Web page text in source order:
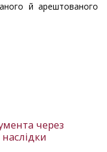
й арештованого
через